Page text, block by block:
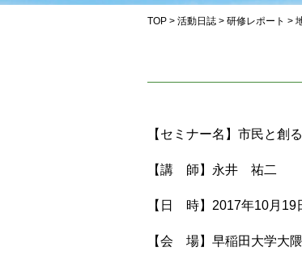
TOP > 活動日誌 > 研修レポート >
【セミナー名】市民と創
【講 師】永井 祐二
【日 時】2017年10月19
【会 場】早稲田大学大